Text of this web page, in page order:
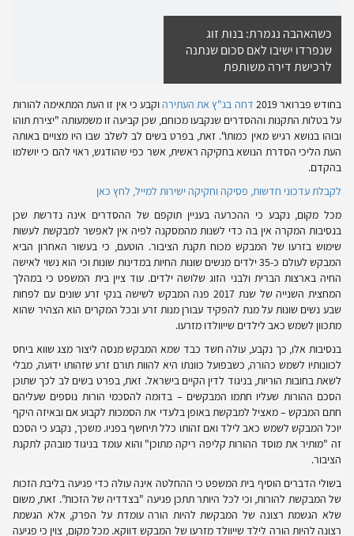
כשהאהבה נגמרת: בנות זוג
שנפרדו ישיבו לאם סכום שנתנה
לרכישת דירה משותפת
בחודש פברואר 2019 דחה בג"ץ את העתירהוקבע כי אין זו העת המתאימה להורות
על בטלות התקנות וההסדרים שנקבעו מכוחם, שכן קביעה זו משמעותה "יצירת תוהו
ובוהו בנושא רגיש מאין כמותו". זאת, בפרט בשים לב לשלב שבו היו מצויים באותה
העת הליכי הסדרת הנושא בחקיקה ראשית, אשר כפי שהודגש, ראוי להם כי יושלמו
בהקדם.
לקבלת עדכוני חדשות, פסיקה וחקיקה ישירות למייל, לחץ כאן
מכל מקום, נקבע כי ההכרעה בעניין תוקפם של ההסדרים אינה נדרשת שכן
בנסיבות המקרה אין בה כדי לשנות מהמסקנה לפיה אין לאפשר למבקשת לעשות
שימוש בזרעו של המבקש מכוח תקנת הציבור. הוטעם, כי בעשור האחרון הביא
המבקש לעולם כ-35 ילדים מנשים שונות החיות במדינות שונות וכי הוא נשוי לאישה
החיה בארצות הברית ולבני הזוג שלושה ילדים. עוד ציין בית המשפט כי במהלך
המחצית השנייה של שנת 2017 פנה המבקש לשישה בנקי זרע שונים עם לפחות
שבע נשים שונות על מנת להפקיד עבורן מנות זרע ובכל המקרים הוא הצהיר שהוא
מתכוון לשמש כאב לילדים שייוולדו מזרעו.
בנסיבות אלו, כך נקבע, עולה חשד כבד שמא המבקש מנסה ליצור מצג שווא ביחס
לכוונותיו לשמש כהורה, כשבפועל כוונתו היא להוות תורם זרע שזהותו ידועה, מבלי
לשאת בחובות הוריות, בניגוד לדין הקיים בישראל. זאת, בפרט בשים לב לכך שתוכן
הסכם ההורות שעליו חתמו המבקשים – בדומה להסכמי הורות נוספים שעליהם
חתם המבקש – מאציל למבקשת באופן בלעדי את הסמכות לקבוע אם ובאיזה היקף
יוכל המבקש לשמש כאב לילד ואם זהותו כלל תיחשף בפניו. משכך, נקבע כי הסכם
זה "מותיר את מוסד ההורות קליפה ריקה מתוכן" והוא עומד בניגוד מובהק לתקנת
הציבור.
בשולי הדברים הוסיף בית המשפט כי ההחלטה אינה עולה כדי פגיעה בליבת הזכות
של המבקשת להורות, וכי לכל היותר תתכן פגיעה "בצדדיה של הזכות". זאת, משום
שלא הגשמת רצונה של המבקשת להיות הורה עומדת על הפרק, אלא הגשמת
רצונה להיות הורה לילד שייוולד מזרעו של המבקש דווקא. מכל מקום, צוין כי פגיעה